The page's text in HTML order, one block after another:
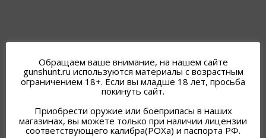
ПОХОЖИЕ ТОВАРЫ
Обращаем ваше внимание, на нашем сайте
gunshunt.ru используются материалы с возрастным
ограничением 18+. Если вы младше 18 лет, просьба
покинуть сайт.
Приобрести оружие или боеприпасы в наших
магазинах, вы можете только при наличии лицензии
соответствующего калибра(РОХа) и паспорта РФ.